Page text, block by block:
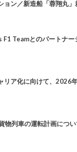
ョン／新造船「蓉翔丸」
F1 Teamとのパートナー
リア化に向けて、2026
物列車の運転計画につい